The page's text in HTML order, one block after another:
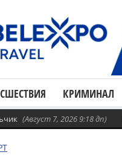
КРИМИНАЛ
(Август 7, 2026 9:18 дп)